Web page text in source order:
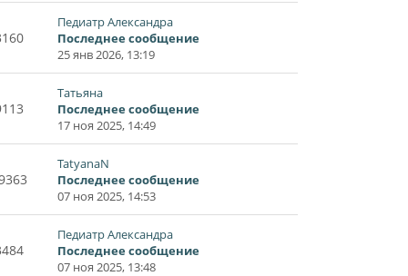
Педиатр Александра
Последнее сообщение
25 янв 2026, 13:19
Татьяна
Последнее сообщение
17 ноя 2025, 14:49
TatyanaN
Последнее сообщение
07 ноя 2025, 14:53
Педиатр Александра
Последнее сообщение
07 ноя 2025, 13:48